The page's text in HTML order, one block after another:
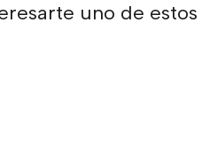
uno de estos